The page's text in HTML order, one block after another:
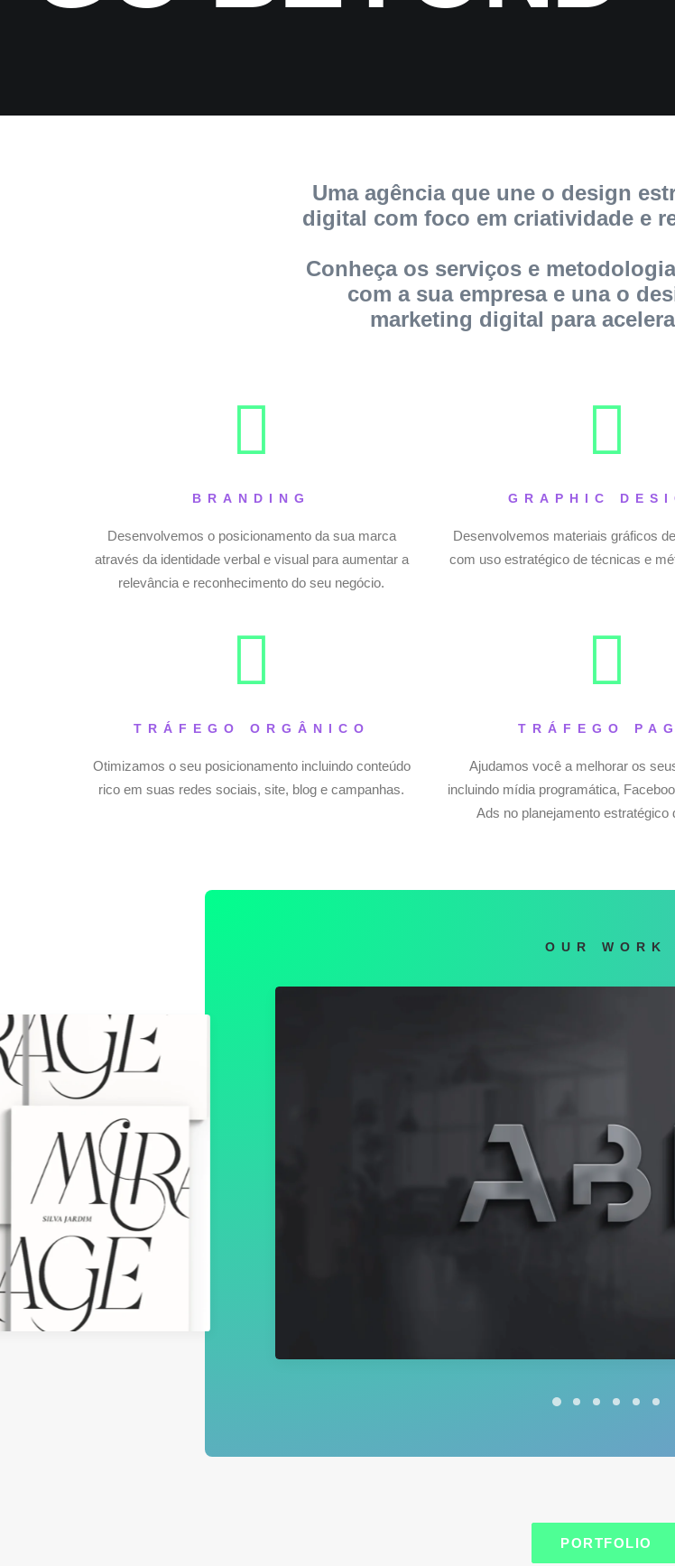
Uma agência que une o design
digital com foco em criatividade e
Conheça os serviços e
com a sua empresa e una o
marketing digital para
BRANDING
Desenvolvemos o posicionamento da sua marca
através da identidade verbal e visual para aumentar a
relevância e reconhecimento do seu negócio.
GRAPHIC
Desenvolvemos materiais gráficos
com uso estratégico de técnicas e
TRÁFEGO ORGÂNICO
Otimizamos o seu posicionamento incluindo conteúdo
rico em suas redes sociais, site, blog e campanhas.
TRÁFEGO
Ajudamos você a melhorar os
incluindo mídia programática,
Ads no planejamento estratégico
OUR WORK
PORTFOLIO